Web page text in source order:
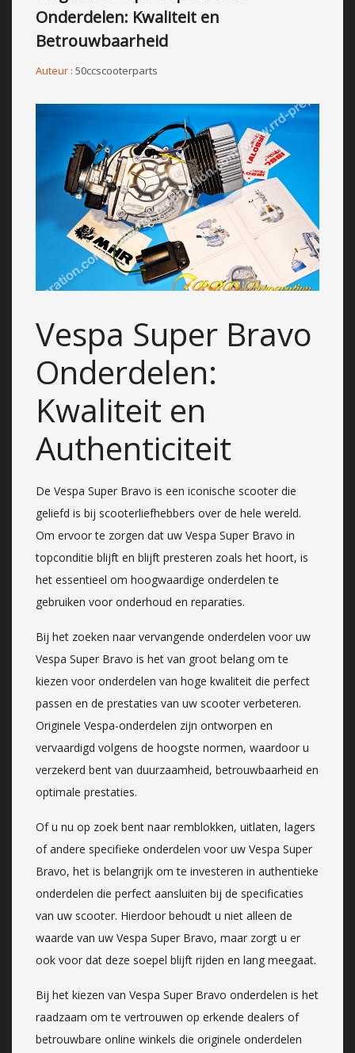
Onderdelen: Kwaliteit en
Betrouwbaarheid
Auteur : 50ccscooterparts
Vespa Super Bravo
Onderdelen:
Kwaliteit en
Authenticiteit
De Vespa Super Bravo is een iconische scooter die
geliefd is bij scooterliefhebbers over de hele wereld.
Om ervoor te zorgen dat uw Vespa Super Bravo in
topconditie blijft en blijft presteren zoals het hoort, is
het essentieel om hoogwaardige onderdelen te
gebruiken voor onderhoud en reparaties.
Bij het zoeken naar vervangende onderdelen voor uw
Vespa Super Bravo is het van groot belang om te
kiezen voor onderdelen van hoge kwaliteit die perfect
passen en de prestaties van uw scooter verbeteren.
Originele Vespa-onderdelen zijn ontworpen en
vervaardigd volgens de hoogste normen, waardoor u
verzekerd bent van duurzaamheid, betrouwbaarheid en
optimale prestaties.
Of u nu op zoek bent naar remblokken, uitlaten, lagers
of andere specifieke onderdelen voor uw Vespa Super
Bravo, het is belangrijk om te investeren in authentieke
onderdelen die perfect aansluiten bij de specificaties
van uw scooter. Hierdoor behoudt u niet alleen de
waarde van uw Vespa Super Bravo, maar zorgt u er
ook voor dat deze soepel blijft rijden en lang meegaat.
Bij het kiezen van Vespa Super Bravo onderdelen is het
raadzaam om te vertrouwen op erkende dealers of
betrouwbare online winkels die originele onderdelen